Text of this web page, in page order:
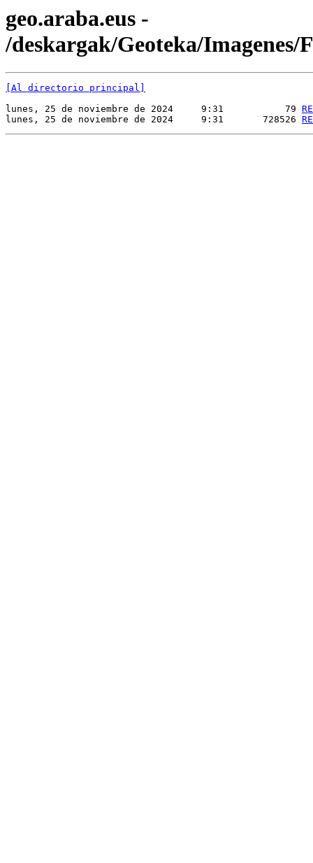
geo.araba.eus -
/deskargak/Geoteka/Imagenes/
[Al directorio principal]
lunes, 25 de noviembre de 2024     9:31           79
lunes, 25 de noviembre de 2024     9:31       728526